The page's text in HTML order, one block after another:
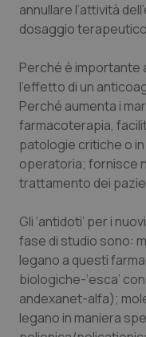
annullare l’attività
dosaggio
Perché è importante
l’effetto di un
Perché aumenta i
farmacoterapia,
patologie critiche o
operatoria; fornisce
trattamento dei
Gli ‘antidoti’ per i
fase di studio sono:
legano a questi
biologiche-‘esca’
andexanet-alfa);
legano in maniera
tracking-sites-
tracking-sites-
session-id
_ga